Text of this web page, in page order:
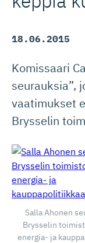
18.06.2015
Komissaari
seurauksia”,
vaatimukset
Brysselin
Salla Ahonen
Brysselin
energia- ja